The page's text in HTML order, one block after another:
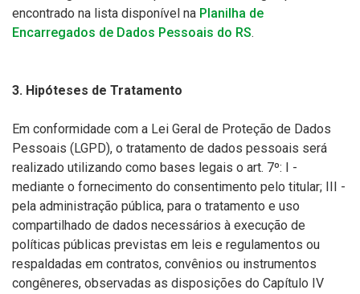
encontrado na lista disponível na Planilha de
Encarregados de Dados Pessoais do RS.
3. Hipóteses de Tratamento
Em conformidade com a Lei Geral de Proteção de Dados
Pessoais (LGPD), o tratamento de dados pessoais será
realizado utilizando como bases legais o art. 7º: I -
mediante o fornecimento do consentimento pelo titular; III -
pela administração pública, para o tratamento e uso
compartilhado de dados necessários à execução de
políticas públicas previstas em leis e regulamentos ou
respaldadas em contratos, convênios ou instrumentos
congêneres, observadas as disposições do Capítulo IV